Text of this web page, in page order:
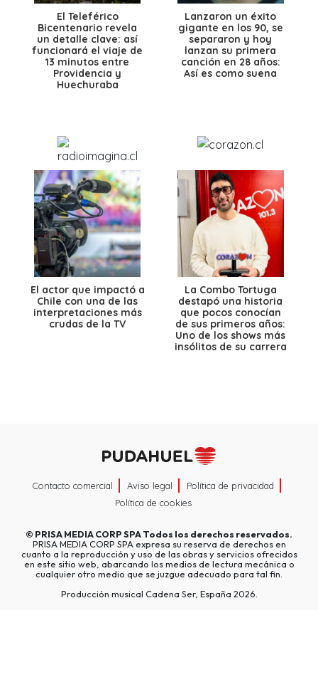
El Teleférico
Bicentenario revela
un detalle clave: así
funcionará el viaje de
13 minutos entre
Providencia y
Huechuraba
Lanzaron un éxito
gigante en los 90, se
separaron y hoy
lanzan su primera
canción en 28 años:
Así es como suena
El actor que impactó a
Chile con una de las
interpretaciones más
crudas de la TV
La Combo Tortuga
destapó una historia
que pocos conocían
de sus primeros años:
Uno de los shows más
insólitos de su carrera
Contacto comercial Aviso legal
Política de privacidad
Política de cookies
© PRISA MEDIA CORP SPATodos los derechos reservados.
PRISA MEDIA CORP SPA expresa su reserva de derechos en
cuanto a la reproducción y uso de las obras y servicios ofrecidos
en este sitio web, abarcando los medios de lectura mecánica o
cualquier otro medio que se juzgue adecuado para tal fin.
Producción musical Cadena Ser, España 2026.